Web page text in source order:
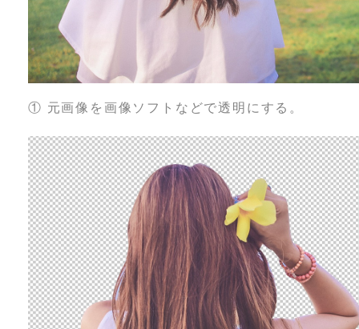
① 元画像を画像ソフトなどで透明にする。